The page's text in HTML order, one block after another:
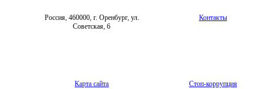
Россия, 460000, г. Оренбург, ул.
Советская, 6
Контакты
Карта сайта Стоп-коррупция